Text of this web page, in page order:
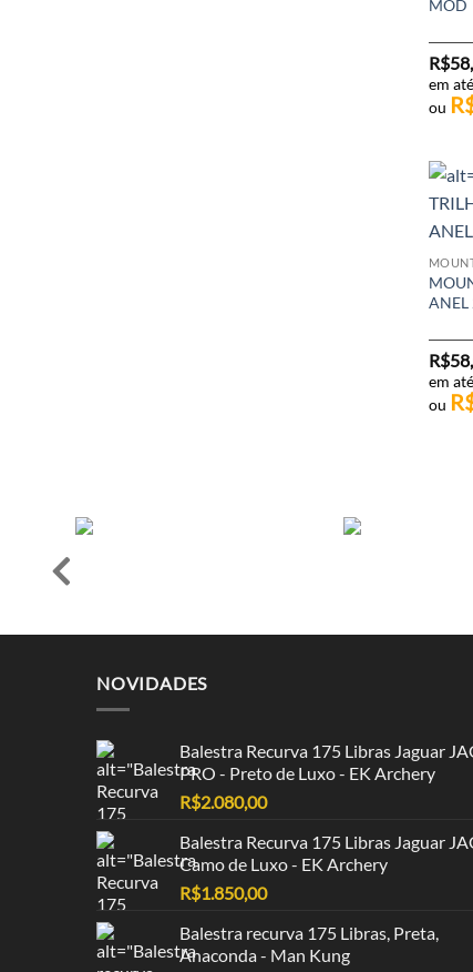
MOD
R$
em
ou
ANEL
R$
em
ou
NOVIDADES
Balestra Recurva 175 Libras Jaguar
PRO - Preto de Luxo - EK Archery
R$2.080,00
Balestra Recurva 175 Libras Jaguar
Camo de Luxo - EK Archery
R$1.850,00
Balestra recurva 175 Libras, Preta,
Anaconda - Man Kung